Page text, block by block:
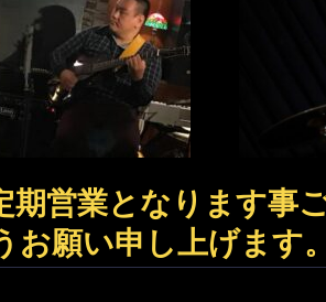
期営業となります
お願い申し上げます